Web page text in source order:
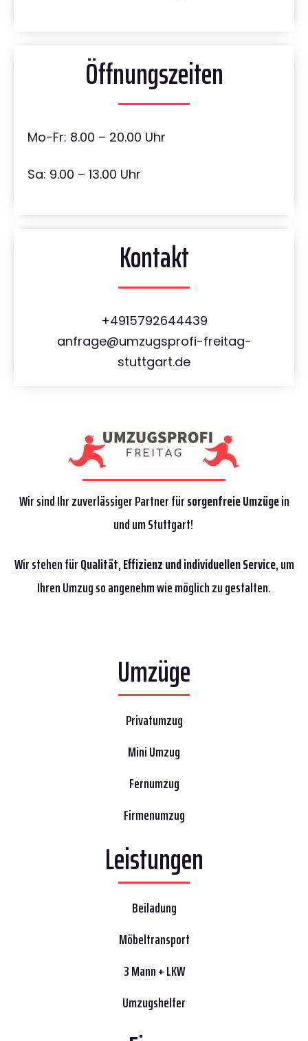
Öffnungszeiten
Mo-Fr: 8.00 – 20.00 Uhr
Sa: 9.00 – 13.00 Uhr
Kontakt
+4915792644439
anfrage@umzugsprofi-freitag-
stuttgart.de
Wir sind Ihr zuverlässiger Partner fürsorgenfreie Umzügein
und um Stuttgart!
Wir stehen fürQualität,Effizienzund individuellen Service, um
Ihren Umzug so angenehm wie möglich zu gestalten.
Umzüge
Privatumzug
Mini Umzug
Fernumzug
Firmenumzug
Leistungen
Beiladung
Möbeltransport
3 Mann + LKW
Umzugshelfer